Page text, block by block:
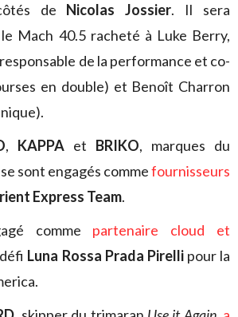
de Nicolas Jossier. Il sera
Mach 40.5 racheté à Luke Berry,
de la performance et co-
en double) et Benoît Charron
, KAPPA et BRIKO, marques du
sont engagés commefournisseurs
Express Team.
comme partenaire cloud et
Luna Rossa Prada Pirellipour la